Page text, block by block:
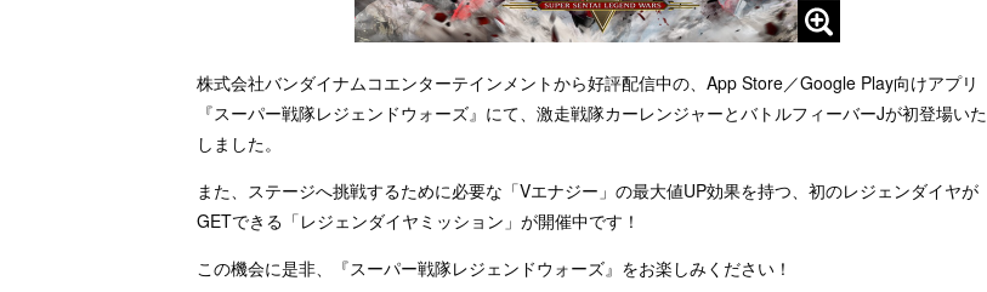
株式会社バンダイナムコエンターテインメントから好評配信中の、App Store／Google Play向けアプリ
『スーパー戦隊レジェンドウォーズ』にて、激走戦隊カーレンジャーとバトルフィーバーJが初登場いた
しました。
また、ステージへ挑戦するために必要な「Vエナジー」の最大値UP効果を持つ、初のレジェンダイヤが
GETできる「レジェンダイヤミッション」が開催中です！
この機会に是非、『スーパー戦隊レジェンドウォーズ』をお楽しみください！